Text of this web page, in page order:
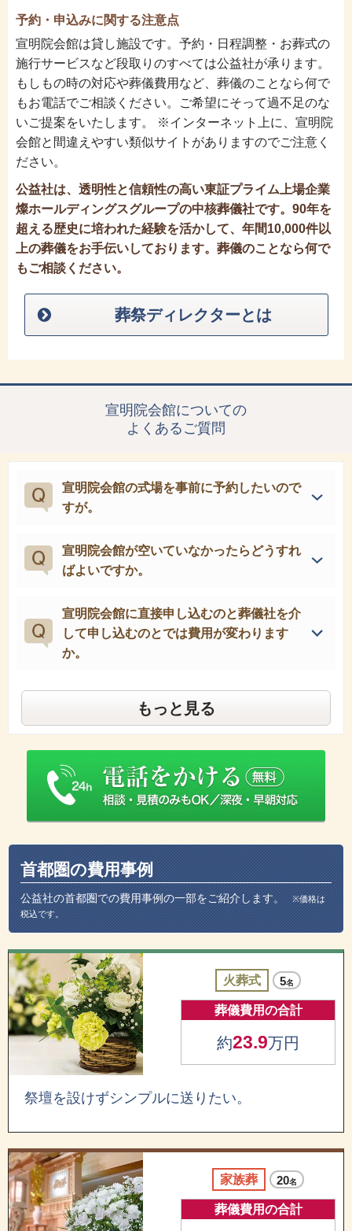
予約・申込みに関する注意点
宣明院会館は貸し施設です。予約・日程調整・お葬式の
施行サービスなど段取りのすべては公益社が承ります。
もしもの時の対応や葬儀費用など、葬儀のことなら何で
もお電話でご相談ください。ご希望にそって過不足のな
いご提案をいたします。 ※インターネット上に、宣明院
会館と間違えやすい類似サイトがありますのでご注意く
ださい。
公益社は、透明性と信頼性の高い東証プライム上場企業
燦ホールディングスグループの中核葬儀社です。90年を
超える歴史に培われた経験を活かして、年間10,000件以
上の葬儀をお手伝いしております。葬儀のことなら何で
もご相談ください。
葬祭ディレクターとは
宣明院会館についての
よくあるご質問
宣明院会館の式場を事前に予約したいので
すが。
宣明院会館が空いていなかったらどうすれ
ばよいですか。
宣明院会館に直接申し込むのと葬儀社を介
して申し込むのとでは費用が変わります
か。
もっと見る
首都圏の費用事例
公益社の首都圏での費用事例の一部をご紹介します。
※価格は
税込です。
火葬式 5名
葬儀費用の合計
約23.9万円
祭壇を設けずシンプルに送りたい。
家族葬 20名
葬儀費用の合計